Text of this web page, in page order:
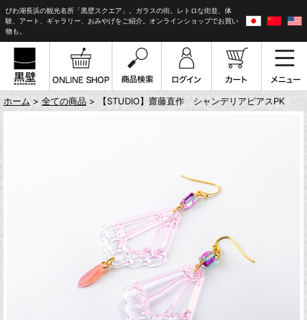
びわ湖長浜の観光名所「黒壁スクエア」。ガラスの街。レトロな街並、体
験、アート、ギャラリー、おみやげをご紹介。オンラインショップでお買い
物も。
ホーム > 全ての商品 > 【STUDIO】齋藤直作 シャンデリアピアスPK